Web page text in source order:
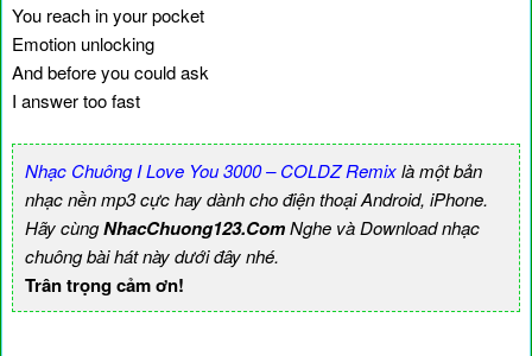
You reach in your pocket
Emotion unlocking
And before you could ask
I answer too fast
Nhạc Chuông I Love You 3000 – COLDZ Remixlà một bản
nhạc nền mp3 cực hay dành cho điện thoại Android, iPhone.
Hãy cùngNhacChuong123.ComNghe và Download nhạc
chuông bài hát này dưới đây nhé.
Trân trọng cảm ơn!